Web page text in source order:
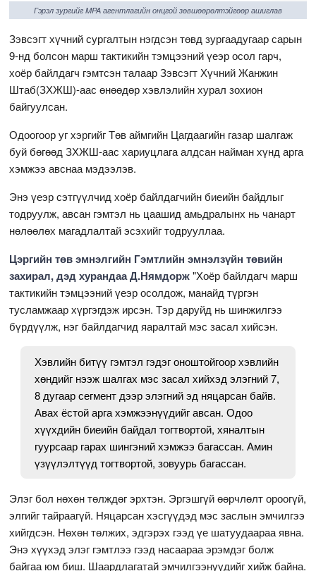
Гэрэл зургийг MPA агентлагийн онцгой зөвшөөрөлтэйгөөр ашиглав
Зэвсэгт хүчний сургалтын нэгдсэн төвд зургаадугаар сарын
9-нд болсон марш тактикийн тэмцээний үеэр осол гарч,
хоёр байлдагч гэмтсэн талаар Зэвсэгт Хүчний Жанжин
Штаб(ЗХЖШ)-аас өнөөдөр хэвлэлийн хурал зохион
байгуулсан.
Одоогоор уг хэргийг Төв аймгийн Цагдаагийн газар шалгаж
буй бөгөөд ЗХЖШ-аас хариуцлага алдсан найман хүнд арга
хэмжээ авснаа мэдээлэв.
Энэ үеэр сэтгүүлчид хоёр байлдагчийн биеийн байдлыг
тодруулж, авсан гэмтэл нь цаашид амьдралынх нь чанарт
нөлөөлөх магадлалтай эсэхийг тодрууллаа.
Цэргийн төв эмнэлгийн Гэмтлийн эмнэлзүйн төвийн
захирал, дэд хурандаа Д.Нямдорж"Хоёр байлдагч марш
тактикийн тэмцээний үеэр осолдож, манайд түргэн
тусламжаар хүргэгдэж ирсэн. Тэр даруйд нь шинжилгээ
бүрдүүлж, нэг байлдагчид яаралтай мэс засал хийсэн.
Хэвлийн битүү гэмтэл гэдэг оноштойгоор хэвлийн
хөндийг нээж шалгах мэс засал хийхэд элэгний 7,
8 дугаар сегмент дээр элэгний эд няцарсан байв.
Авах ёстой арга хэмжээнүүдийг авсан. Одоо
хүүхдийн биеийн байдал тогтвортой, хяналтын
гуурсаар гарах шингэний хэмжээ багассан. Амин
үзүүлэлтүүд тогтвортой, зовуурь багассан.
Элэг бол нөхөн төлждөг эрхтэн. Эргэшгүй өөрчлөлт ороогүй,
элгийг тайраагүй. Няцарсан хэсгүүдэд мэс заслын эмчилгээ
хийгдсэн. Нөхөн төлжих, эдгэрэх гээд үе шатуудаараа явна.
Энэ хүүхэд элэг гэмтлээ гээд насаараа эрэмдэг болж
байгаа юм биш. Шаардлагатай эмчилгээнүүдийг хийж байна.